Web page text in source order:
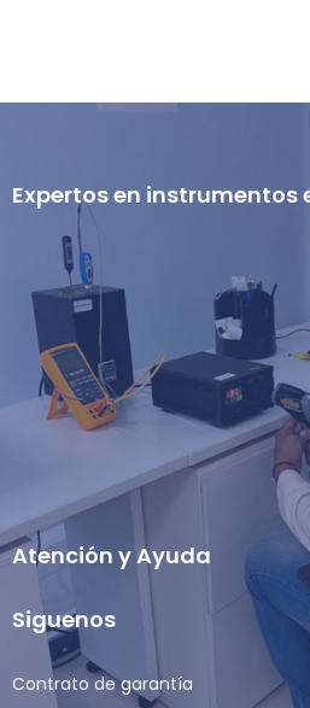
Expertos en instrumentos
Atención y Ayuda
Siguenos
Contrato de garantía